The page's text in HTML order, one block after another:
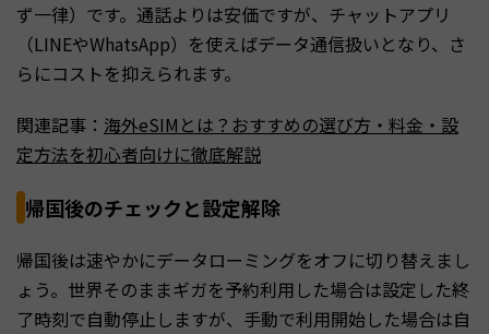
ず一律）です。通話よりは安価ですが、チャットアプリ
（LINEやWhatsApp）を使えばデータ通信扱いとなり、さ
らにコストを抑えられます。
関連記事： 海外eSIMとは？おすすめの選び方・料金・設
定方法を初心者向けに徹底解説
帰国後のチェックと設定解除
帰国後は速やかにデータローミングをオフに切り替えまし
ょう。世界そのままギガを予約利用した場合は設定した終
了時刻で自動停止しますが、手動で利用開始した場合は自